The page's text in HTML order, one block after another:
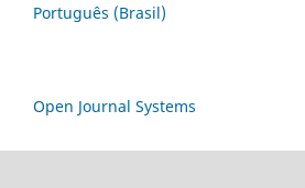
Português (Brasil)
Open Journal Systems